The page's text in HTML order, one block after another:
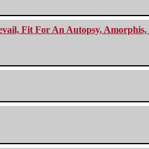
Fit For An Autopsy,